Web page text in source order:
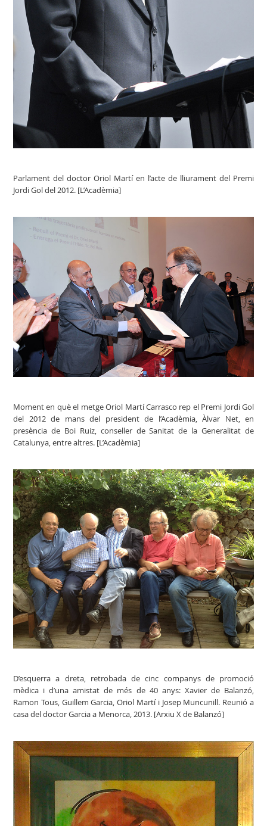
Parlament del doctor Oriol Martí en l’acte de lliurament del Premi
Jordi Gol del 2012. [L’Acadèmia]
Moment en què el metge Oriol Martí Carrasco rep el Premi Jordi Gol
del 2012 de mans del president de l’Acadèmia, Àlvar Net, en
presència de Boi Ruiz, conseller de Sanitat de la Generalitat de
Catalunya, entre altres. [L’Acadèmia]
D’esquerra a dreta, retrobada de cinc companys de promoció
mèdica i d’una amistat de més de 40 anys: Xavier de Balanzó,
Ramon Tous, Guillem Garcia, Oriol Martí i Josep Muncunill. Reunió a
casa del doctor Garcia a Menorca, 2013. [Arxiu X de Balanzó]